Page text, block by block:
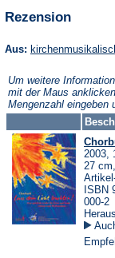
Rezension
Aus:
Um weitere
mit der Maus
Mengenzahl eingeben
2003,
27
ISBN
000-2